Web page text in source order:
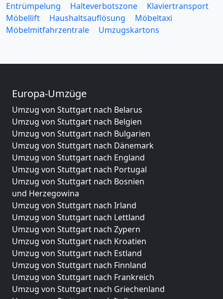
Entrümpelung
Halteverbotszone
Klaviertransport
Möbellift
Haushaltsauflösung
Möbeltaxi
Möbelmitfahrzentrale
Umzugskartons
Europa-Umzüge
Umzug von Stuttgart nach Belarus
Umzug von Stuttgart nach Belgien
Umzug von Stuttgart nach Bulgarien
Umzug von Stuttgart nach Dänemark
Umzug von Stuttgart nach England
Umzug von Stuttgart nach Portugal
Umzug von Stuttgart nach Bosnien
und Herzegowina
Umzug von Stuttgart nach Irland
Umzug von Stuttgart nach Lettland
Umzug von Stuttgart nach Zypern
Umzug von Stuttgart nach Kroatien
Umzug von Stuttgart nach Estland
Umzug von Stuttgart nach Finnland
Umzug von Stuttgart nach Frankreich
Umzug von Stuttgart nach Griechenland